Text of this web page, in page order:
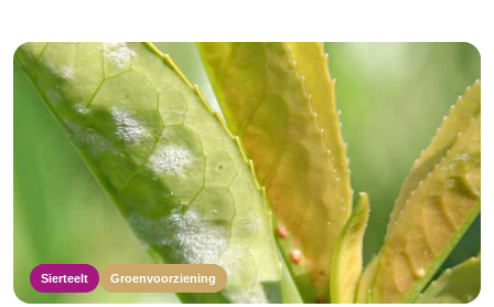
Sierteelt Groenvoorziening